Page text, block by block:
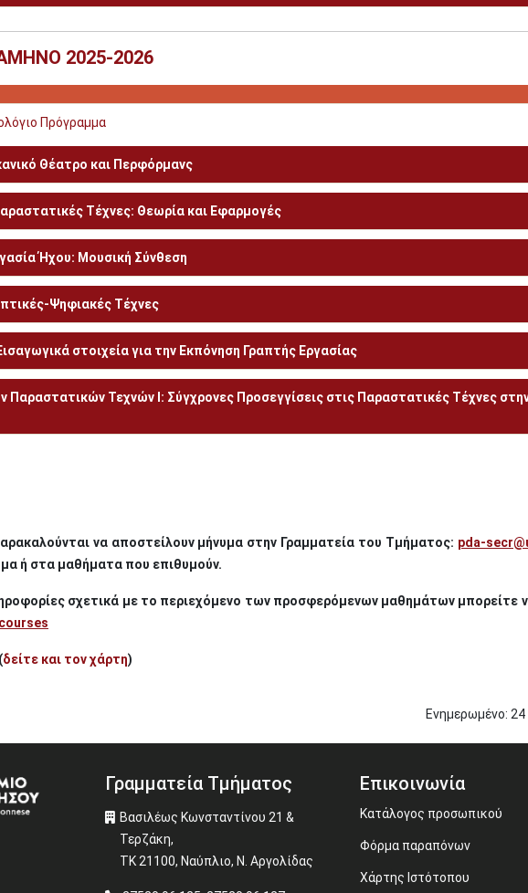
2025-2026
Πρόγραμμα
Θέατρο και Περφόρμανς
Τέχνες: Θεωρία και Εφαρμογές
Ήχου: Μουσική Σύνθεση
Ψηφιακές Τέχνες
στοιχεία για την Εκπόνηση Γραπτής Εργασίας
Παραστατικών Τεχνών I: Σύγχρονες Προσεγγίσεις στις Παραστατικές Τέχνες
να αποστείλουν μήνυμα στην Γραμματεία του Τμήματος: pda-
ή στα μαθήματα που επιθυμούν.
σχετικά με το περιεχόμενο των προσφερόμενων μαθημάτων μπορείτε
δείτε και τον χάρτη)
Ενημερωμένο: 24
Γραμματεία Τμήματος
Βασιλέως Κωνσταντίνου 21 &
Τερζάκη,
ΤΚ 21100, Ναύπλιο, Ν. Αργολίδας
Επικοινωνία
Κατάλογος προσωπικού
Φόρμα παραπόνων
Χάρτης Ιστότοπου